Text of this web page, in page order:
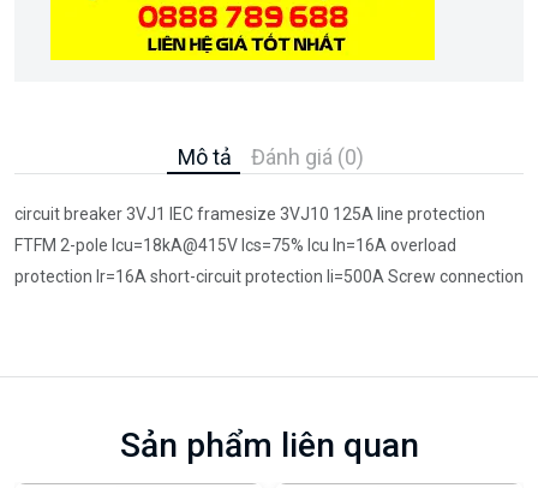
Mô tả Đánh giá (0)
circuit breaker 3VJ1 IEC framesize 3VJ10 125A line protection
FTFM 2-pole Icu=18kA@415V Ics=75% Icu In=16A overload
protection Ir=16A short-circuit protection Ii=500A Screw connection
Sản phẩm liên quan